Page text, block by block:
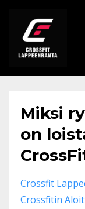
Miksi
on
Crossfit
Crossfitin